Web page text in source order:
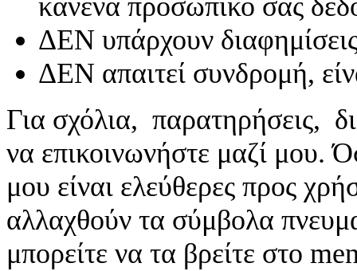
ΔΕΝ υπάρχουν
ΔΕΝ απαιτεί συνδρομή,
Για σχόλια, παρατηρήσεις,
να επικοινωνήστε μαζί μου.
μου είναι ελεύθερες προς
αλλαχθούν τα σύμβολα
μπορείτε να τα βρείτε στο